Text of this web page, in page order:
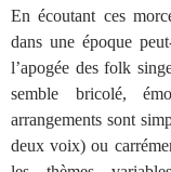
En écoutant ces
dans une époque
l’apogée des folk
semble bricolé,
arrangements sont
deux voix) ou